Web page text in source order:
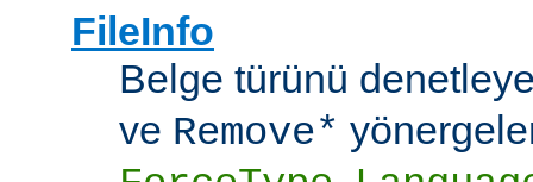
FileInfo
Belge türünü
ve Remove*